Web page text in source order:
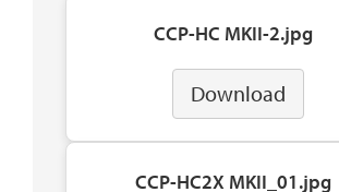
CCP-HC MKII-2.jpg
Download
CCP-HC2X MKII_01.jpg